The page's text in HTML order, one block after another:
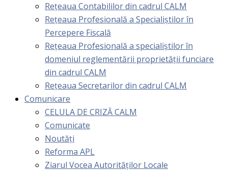
Rețeaua Contabililor din cadrul CALM
Rețeaua Profesională a Specialiștilor în
Percepere Fiscală
Reţeaua Profesională a specialiştilor în
domeniul reglementării proprietăţii funciare
din cadrul CALM
Rețeaua Secretarilor din cadrul CALM
Comunicare
CELULA DE CRIZĂ CALM
Comunicate
Noutăți
Reforma APL
Ziarul Vocea Autorităților Locale